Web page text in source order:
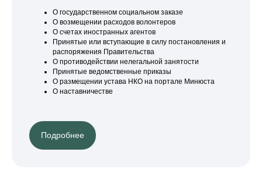
О государственном социальном заказе
О возмещении расходов волонтеров
О счетах иностранных агентов
Принятые или вступающие в силу постановления и
распоряжения Правительства
О противодействии нелегальной занятости
Принятые ведомственные приказы
О размещении устава НКО на портале Минюста
О наставничестве
Подробнее